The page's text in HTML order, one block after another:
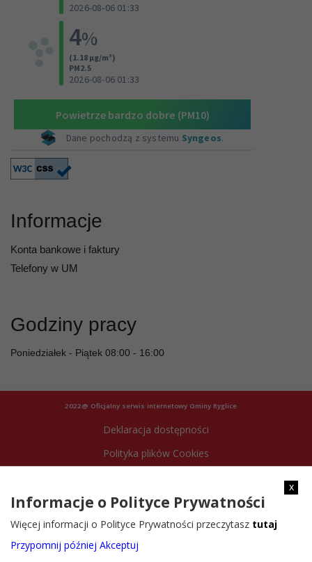
Informacje
Konta bankowe i faktury
Telefony w UM
Godziny pracy
Poniedziałek - Piątek 08:00 - 16:00
2022@ Oficjalny serwis internetowy Gminy Ryglice
Deklaracja dostępności
Polityka plików Cookies
x
Informacje o Polityce Prywatności
Więcej informacji o Polityce Prywatności przeczytasz tutaj
Przypomnij później Akceptuj